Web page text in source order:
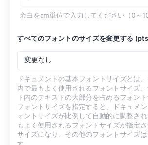
余白をcm単位で入力してください（0～10
すべてのフォントのサイズを変更する
変更なし
ドキュメントの基本フォントサイズとは
内で最もよく使用されるフォントサイズ
ト内のテキストの大部分を占めるフォン
フォントサイズを指定すると、ドキュメ
ォントサイズが比例して自動的に調整さ
もよく使用されるフォントサイズが指定
サイズになり、その他のフォントサイズ